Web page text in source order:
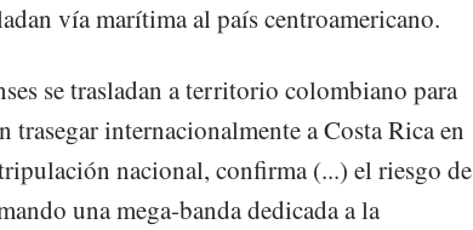
vía marítima al país centroamericano.
se trasladan a territorio colombiano para
internacionalmente a Costa Rica en
nacional, confirma (...) el riesgo de
una mega-banda dedicada a la